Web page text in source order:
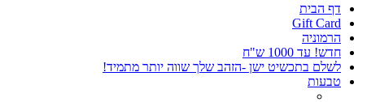
דף הבית
Gift Card
הרמוניה
חדש! עד 1000 ש"ח
לשלם בתכשיט ישן -הזהב שלך שווה יותר מתמיד!
טבעות